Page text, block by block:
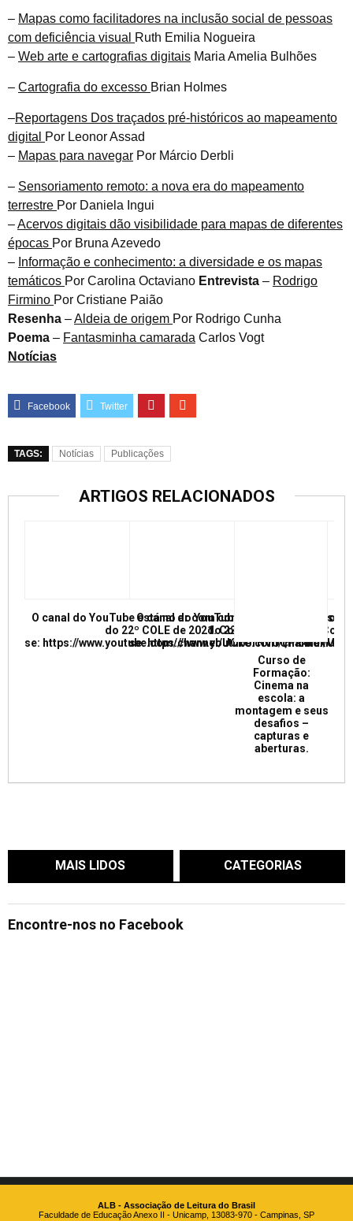
– Mapas como facilitadores na inclusão social de pessoas
com deficiência visual
Ruth Emilia Nogueira
– Web arte e cartografias digitais Maria Amelia Bulhões
– Cartografia do excesso Brian Holmes
–Reportagens Dos traçados pré-históricos ao mapeamento
digital
Por Leonor Assad
– Mapas para navegar Por Márcio Derbli
– Sensoriamento remoto: a nova era do mapeamento
terrestre Por Daniela Ingui
–Acervos digitais dão visibilidade para mapas de diferentes
épocas Por Bruna Azevedo
– Informação e conhecimento: a diversidade e os mapas
temáticos Por Carolina Octaviano Entrevista – Rodrigo
Firmino Por Cristiane Paião
Resenha –Aldeia de origem Por Rodrigo Cunha
Poema – Fantasminha camarada Carlos Vogt
Notícias
TAGS: Notícias Publicações
ARTIGOS RELACIONADOS
O canal do YouTube está no ar com conferências e mesas
do 22º COLE de 2021. Confira e inscreva
se: https://www.youtube.com/channel/
O canal do YouTube está no ar com
do 22º COLE de 2021.
se: https://www.youtube.com/channel/
Curso de
Formação:
Cinema na
escola: a
montagem e seus
desafios –
capturas e
aberturas.
MAIS LIDOS CATEGORIAS
Encontre-nos no Facebook
ALB - Associação de Leitura do Brasil
Faculdade de Educação Anexo II - Unicamp, 13083-970 - Campinas, SP